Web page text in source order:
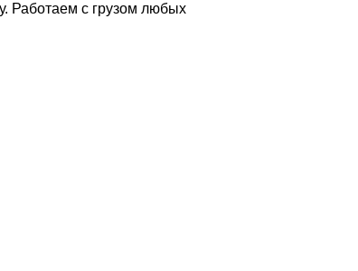
Работаем с грузом любых